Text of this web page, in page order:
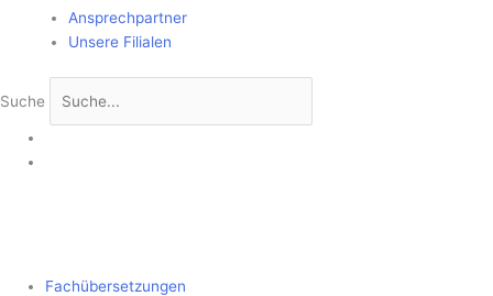
Ansprechpartner
Unsere Filialen
Suche
Fachübersetzungen